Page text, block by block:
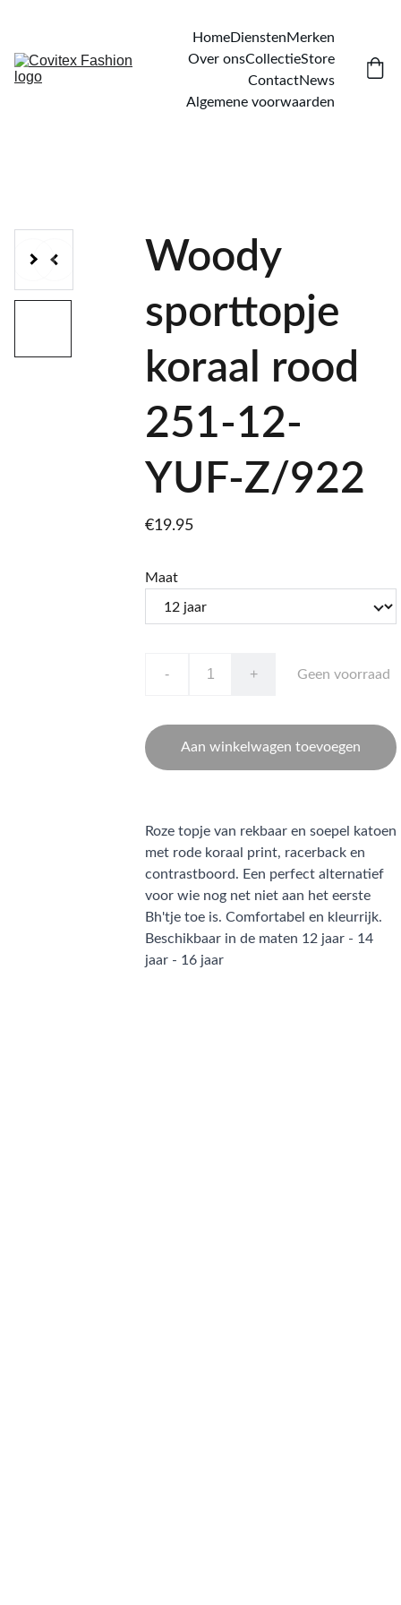
HomeDienstenMerken
Over onsCollectieStore
ContactNews
Algemene voorwaarden
Woody
sporttopje
koraal rood
251-12-
YUF-Z/922
€19.95
Maat
- + Geen voorraad
Aan winkelwagen toevoegen
Roze topje van rekbaar en soepel katoen
met rode koraal print, racerback en
contrastboord. Een perfect alternatief
voor wie nog net niet aan het eerste
Bh'tje toe is. Comfortabel en kleurrijk.
Beschikbaar in de maten 12 jaar - 14
jaar - 16 jaar